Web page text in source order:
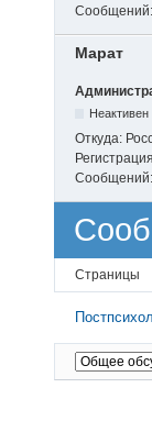
Сообщений:
Марат
Неактивен
Откуда:
Сообщений:
Страницы